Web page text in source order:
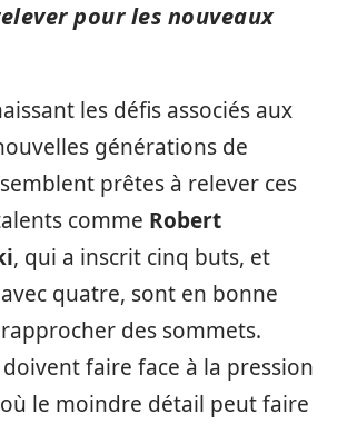
pour les nouveaux
les défis associés aux
générations de
prêtes à relever ces
comme Robert
, qui a inscrit cinq buts, et
quatre, sont en bonne
des sommets.
faire face à la pression
le moindre détail peut faire